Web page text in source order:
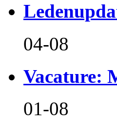
04-08
Vacature:
01-08